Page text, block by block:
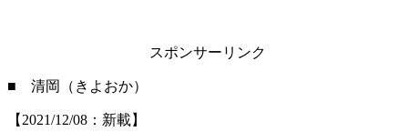
スポンサーリンク
■ 清岡（きよおか）
【2021/12/08：新載】